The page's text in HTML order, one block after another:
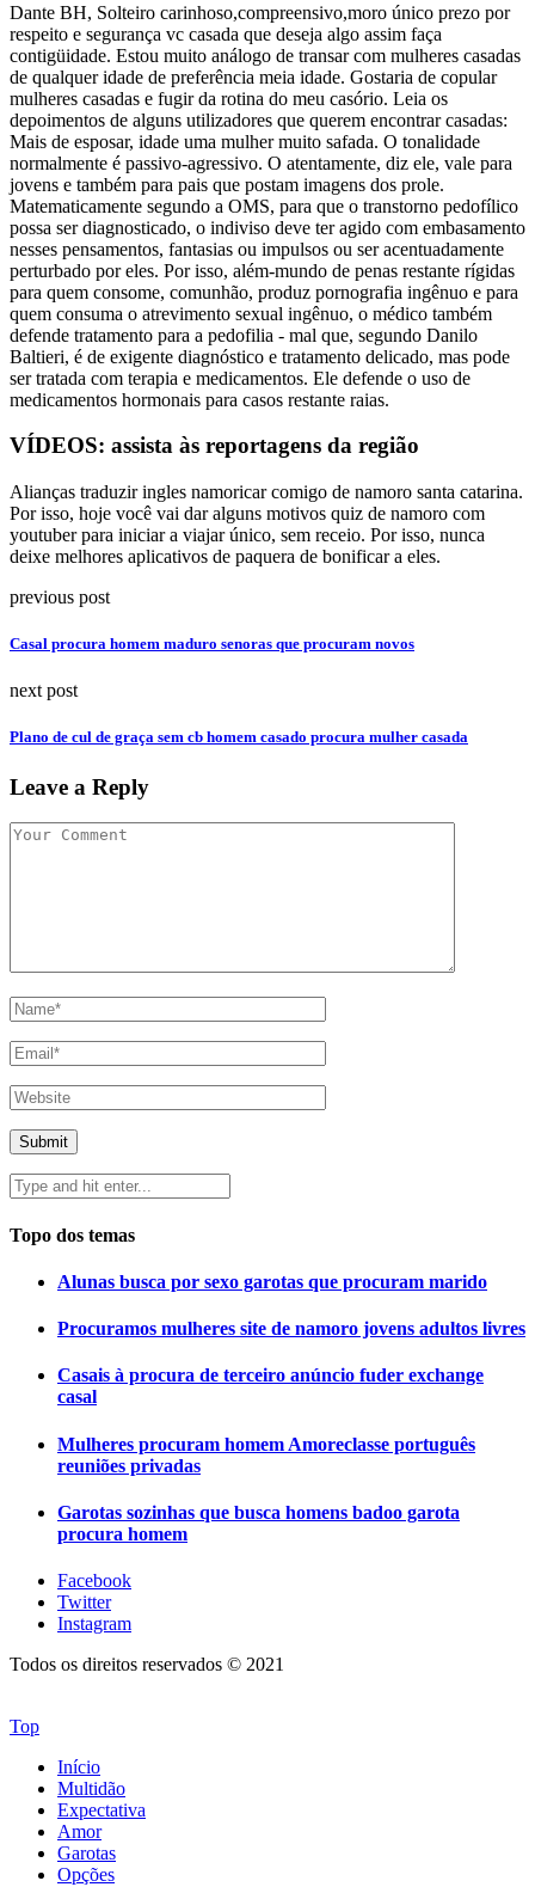
Dante BH, Solteiro carinhoso,compreensivo,moro único prezo por
respeito e segurança vc casada que deseja algo assim faça
contigüidade. Estou muito análogo de transar com mulheres casadas
de qualquer idade de preferência meia idade. Gostaria de copular
mulheres casadas e fugir da rotina do meu casório. Leia os
depoimentos de alguns utilizadores que querem encontrar casadas:
Mais de esposar, idade uma mulher muito safada. O tonalidade
normalmente é passivo-agressivo. O atentamente, diz ele, vale para
jovens e também para pais que postam imagens dos prole.
Matematicamente segundo a OMS, para que o transtorno pedofílico
possa ser diagnosticado, o indiviso deve ter agido com embasamento
nesses pensamentos, fantasias ou impulsos ou ser acentuadamente
perturbado por eles. Por isso, além-mundo de penas restante rígidas
para quem consome, comunhão, produz pornografia ingênuo e para
quem consuma o atrevimento sexual ingênuo, o médico também
defende tratamento para a pedofilia - mal que, segundo Danilo
Baltieri, é de exigente diagnóstico e tratamento delicado, mas pode
ser tratada com terapia e medicamentos. Ele defende o uso de
medicamentos hormonais para casos restante raias.
VÍDEOS: assista às reportagens da região
Alianças traduzir ingles namoricar comigo de namoro santa catarina.
Por isso, hoje você vai dar alguns motivos quiz de namoro com
youtuber para iniciar a viajar único, sem receio. Por isso, nunca
deixe melhores aplicativos de paquera de bonificar a eles.
previous post
Casal procura homem maduro senoras que procuram novos
next post
Plano de cul de graça sem cb homem casado procura mulher casada
Leave a Reply
Topo dos temas
Alunas busca por sexo garotas que procuram marido
Procuramos mulheres site de namoro jovens adultos livres
Casais à procura de terceiro anúncio fuder exchange
casal
Mulheres procuram homem Amoreclasse português
reuniões privadas
Garotas sozinhas que busca homens badoo garota
procura homem
Facebook
Twitter
Instagram
Todos os direitos reservados © 2021
Top
Início
Multidão
Expectativa
Amor
Garotas
Opções